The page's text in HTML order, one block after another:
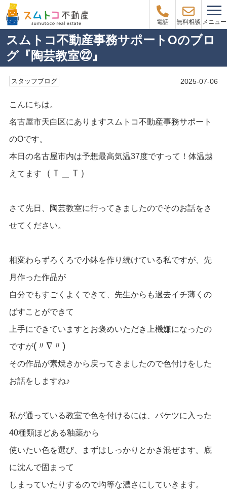
電話 無料相談 メニュー
スムトコ不動産事務サポートOのブロ
グ『陶芸教室㉒』
スタッフブログ 2025-07-06
こんにちは。
名古屋市天白区にありますスムトコ不動産事務サポート
のOです。
本日の名古屋市内は予想最高気温37度ですって！体温越
えてます
（Ｔ＿Ｔ）
さて先日、陶芸教室に行ってきましたのでそのお話をさ
せてください。
相変わらずろくろで小鉢を作り続けている私ですが、先
月作った作品が
自分でもすごくよくできて、先生からも過去イチ薄くの
ばすことができて
上手にできていますとお褒めいただき上機嫌になったの
ですが(〃∇〃)
その作品が素焼きから戻ってきましたので色付けをした
お話をしますね♪
私が通っている教室で色を付けるには、バケツに入った
40種類ほどある釉薬から
使いたい色を選び、まずはしっかりとかき混ぜます。底
に沈んで固まって
しまっていたりするので均等な濃さにしていきます。